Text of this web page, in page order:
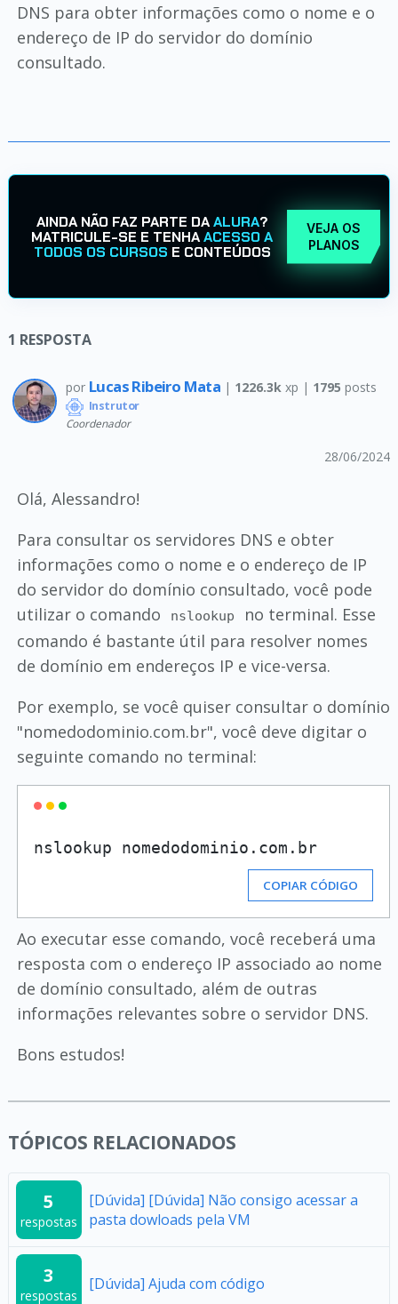
DNS para obter informações como o nome e o
endereço de IP do servidor do domínio
consultado.
AINDA NÃO FAZ PARTE DAALURA?
MATRICULE-SE E TENHAACESSO A
TODOS OS CURSOS E CONTEÚDOS
VEJA OS
PLANOS
1 RESPOSTA
por Lucas Ribeiro Mata | 1226.3kxp | 1795 posts
Instrutor
Coordenador
28/06/2024
Olá, Alessandro!
Para consultar os servidores DNS e obter
informações como o nome e o endereço de IP
do servidor do domínio consultado, você pode
utilizar o comando
nslookup
no terminal. Esse
comando é bastante útil para resolver nomes
de domínio em endereços IP e vice-versa.
Por exemplo, se você quiser consultar o domínio
"nomedodominio.com.br", você deve digitar o
seguinte comando no terminal:
nslookup nomedodominio.com.br
COPIAR CÓDIGO
Ao executar esse comando, você receberá uma
resposta com o endereço IP associado ao nome
de domínio consultado, além de outras
informações relevantes sobre o servidor DNS.
Bons estudos!
TÓPICOS RELACIONADOS
5
respostas
[Dúvida] [Dúvida] Não consigo acessar a
pasta dowloads pela VM
3
respostas
[Dúvida] Ajuda com código